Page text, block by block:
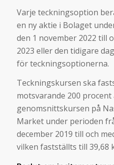
Varje teckningsoption
en ny aktie i Bolaget
den 1 november 2022 till
2023 eller den tidigare
för teckningsoptionerna.
Teckningskursen ska
motsvarande 200
genomsnittskursen på
Market under perioden
december 2019 till och
vilken fastställts till 39,68